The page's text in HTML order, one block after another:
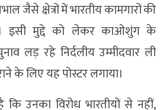
जैसे क्षेत्रों में भारतीय कामगारों की
इसी मुद्दे को लेकर काओशुंग के
लड़ रहे निर्दलीय उम्मीदवार ली
के लिए यह पोस्टर लगाया।
कि उनका विरोध भारतीयों से नहीं,